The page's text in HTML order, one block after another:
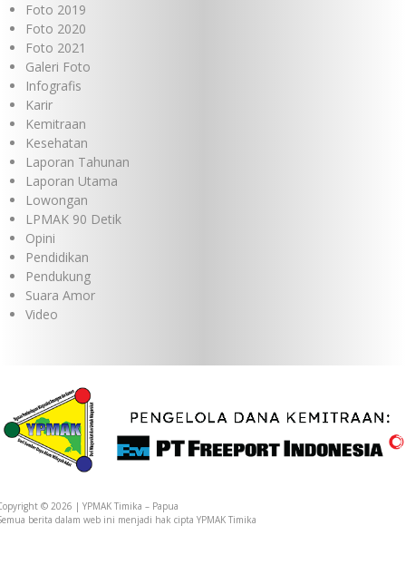
Foto 2019
Foto 2020
Foto 2021
Galeri Foto
Infografis
Karir
Kemitraan
Kesehatan
Laporan Tahunan
Laporan Utama
Lowongan
LPMAK 90 Detik
Opini
Pendidikan
Pendukung
Suara Amor
Video
© 2026 | YPMAK Timika – Papua
berita dalam web ini menjadi hak cipta YPMAK Timika